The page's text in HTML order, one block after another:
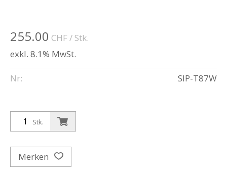
255.00 CHF/ Stk.
exkl. 8.1% MwSt.
Nr: SIP-T87W
Stk.
Merken